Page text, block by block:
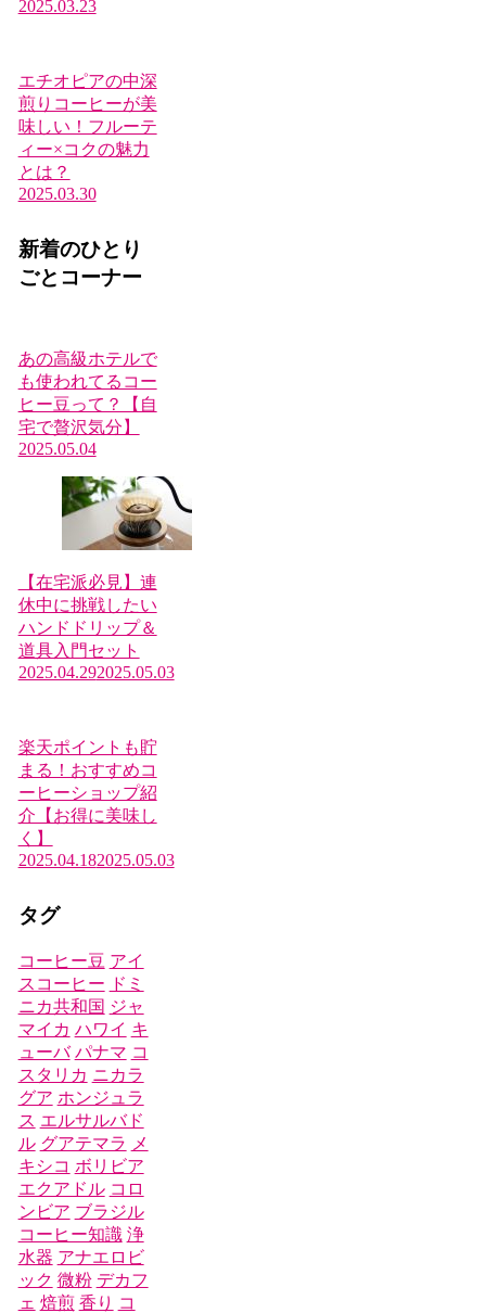
2025.03.23
エチオピアの中深
煎りコーヒーが美
味しい！フルーテ
ィー×コクの魅力
とは？
2025.03.30
新着のひとり
ごとコーナー
あの高級ホテルで
も使われてるコー
ヒー豆って？【自
宅で贅沢気分】
2025.05.04
【在宅派必見】連
休中に挑戦したい
ハンドドリップ＆
道具入門セット
2025.04.292025.05.03
楽天ポイントも貯
まる！おすすめコ
ーヒーショップ紹
介【お得に美味し
く】
2025.04.182025.05.03
タグ
コーヒー豆 アイ
スコーヒー ドミ
ニカ共和国 ジャ
マイカ ハワイ キ
ューバ パナマ コ
スタリカ ニカラ
グア ホンジュラ
ス エルサルバド
ル グアテマラ メ
キシコ ボリビア
エクアドル コロ
ンビア ブラジル
コーヒー知識 浄
水器 アナエロビ
ック 微粉 デカフ
ェ 焙煎 香り コ